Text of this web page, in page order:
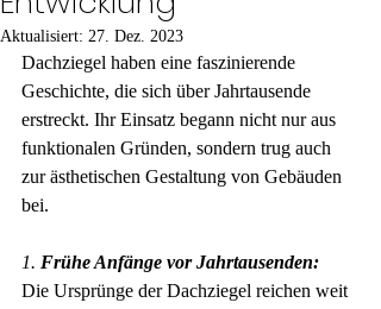
Aktualisiert: 27. Dez. 2023
Dachziegel haben eine faszinierende
Geschichte, die sich über Jahrtausende
erstreckt. Ihr Einsatz begann nicht nur aus
funktionalen Gründen, sondern trug auch
zur ästhetischen Gestaltung von Gebäuden
bei.
1. Frühe Anfänge vor Jahrtausenden:
Die Ursprünge der Dachziegel reichen weit